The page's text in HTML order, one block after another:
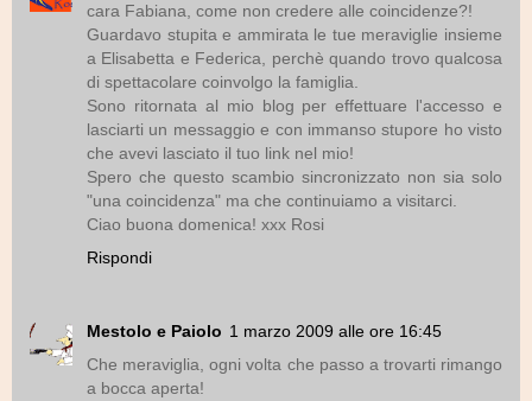
cara Fabiana, come non credere alle coincidenze?!
Guardavo stupita e ammirata le tue meraviglie insieme
a Elisabetta e Federica, perchè quando trovo qualcosa
di spettacolare coinvolgo la famiglia.
Sono ritornata al mio blog per effettuare l'accesso e
lasciarti un messaggio e con immanso stupore ho visto
che avevi lasciato il tuo link nel mio!
Spero che questo scambio sincronizzato non sia solo
"una coincidenza" ma che continuiamo a visitarci.
Ciao buona domenica! xxx Rosi
Rispondi
Mestolo e Paiolo 1 marzo 2009 alle ore 16:45
Che meraviglia, ogni volta che passo a trovarti rimango
a bocca aperta!